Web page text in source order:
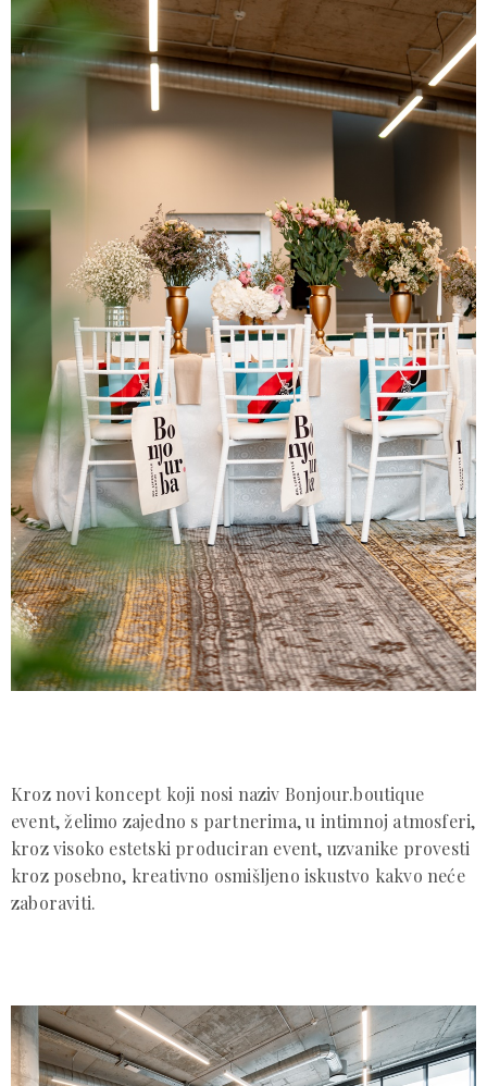
Kroz novi koncept koji nosi naziv Bonjour.boutique
event, želimo zajedno s partnerima, u intimnoj atmosferi,
kroz visoko estetski produciran event, uzvanike provesti
kroz posebno, kreativno osmišljeno iskustvo kakvo neće
zaboraviti.